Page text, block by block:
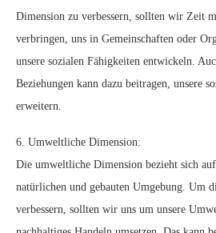
Dimension zu verbessern, sollten wir Zeit
verbringen, uns in Gemeinschaften oder
unsere sozialen Fähigkeiten entwickeln.
Beziehungen kann dazu beitragen, unsere
erweitern.
6. Umweltliche Dimension:
Die umweltliche Dimension bezieht sich
natürlichen und gebauten Umgebung. Um
verbessern, sollten wir uns um unsere